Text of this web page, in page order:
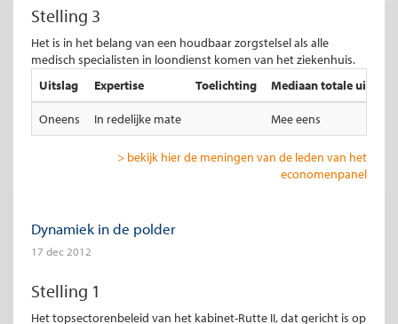
Stelling 3
Het is in het belang van een houdbaar zorgstelsel als alle
medisch specialisten in loondienst komen van het ziekenhuis.
Uitslag
Expertise Toelichting Mediaan totale uitslag
Oneens In redelijke mate Mee eens
> bekijk hier de meningen van de leden van het
economenpanel
Dynamiek in de polder
17 dec 2012
Stelling 1
Het topsectorenbeleid van het kabinet-Rutte II, dat gericht is op